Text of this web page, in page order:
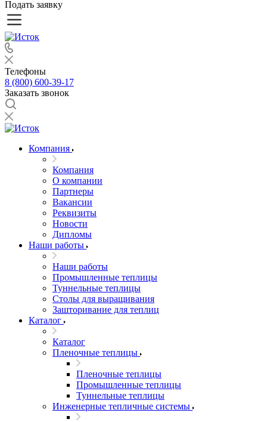
Подать заявку
Телефоны
8 (800) 600-39-17
Заказать звонок
Компания
Компания
О компании
Партнеры
Вакансии
Реквизиты
Новости
Дипломы
Наши работы
Наши работы
Промышленные теплицы
Туннельные теплицы
Столы для выращивания
Зашторивание для теплиц
Каталог
Каталог
Пленочные теплицы
Пленочные теплицы
Промышленные теплицы
Туннельные теплицы
Инженерные тепличные системы